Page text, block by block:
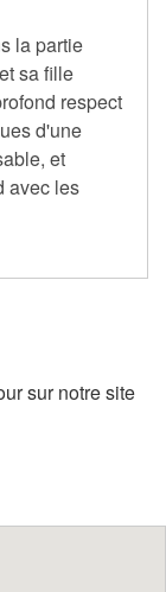
la partie
sa fille
respect
d'une
et
avec les
sur notre site